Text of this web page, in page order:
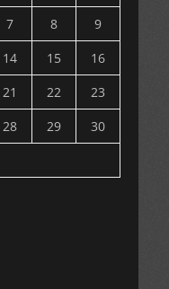
7 8
9
14 15
16
21 22
23
28 29
30